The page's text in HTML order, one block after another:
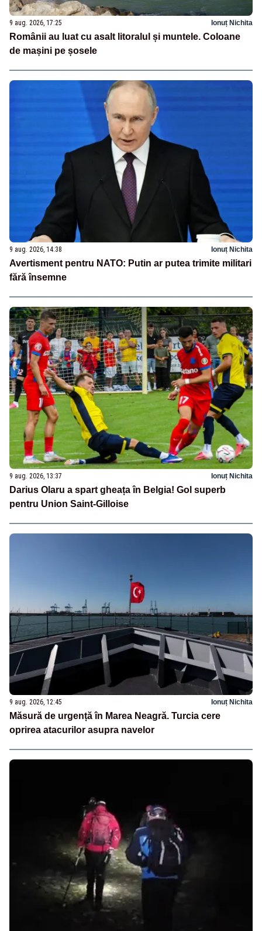
9 aug. 2026, 17:25 Ionuț Nichita
Românii au luat cu asalt litoralul și muntele. Coloane
de mașini pe șosele
9 aug. 2026, 14:38 Ionuț Nichita
Avertisment pentru NATO: Putin ar putea trimite militari
fără însemne
9 aug. 2026, 13:37 Ionuț Nichita
Darius Olaru a spart gheața în Belgia! Gol superb
pentru Union Saint-Gilloise
9 aug. 2026, 12:45 Ionuț Nichita
Măsură de urgență în Marea Neagră. Turcia cere
oprirea atacurilor asupra navelor